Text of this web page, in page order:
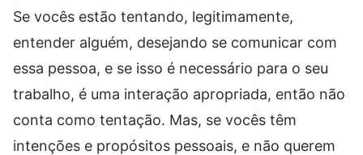
Se vocês estão tentando, legitimamente,
entender alguém, desejando se comunicar com
essa pessoa, e se isso é necessário para o seu
trabalho, é uma interação apropriada, então não
conta como tentação. Mas, se vocês têm
intenções e propósitos pessoais, e não querem